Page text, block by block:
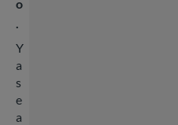
o
.
Y
a
s
e
a